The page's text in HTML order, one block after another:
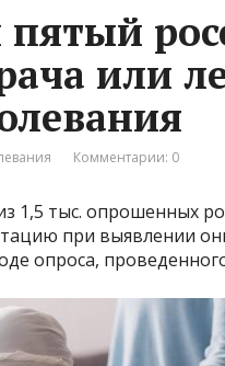
или
Комментарии: 0
1,5 тыс. опрошенных
при выявлении
опроса,